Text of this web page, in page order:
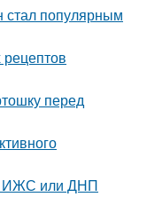
стал популярным
перед
ИЖС или ДНП